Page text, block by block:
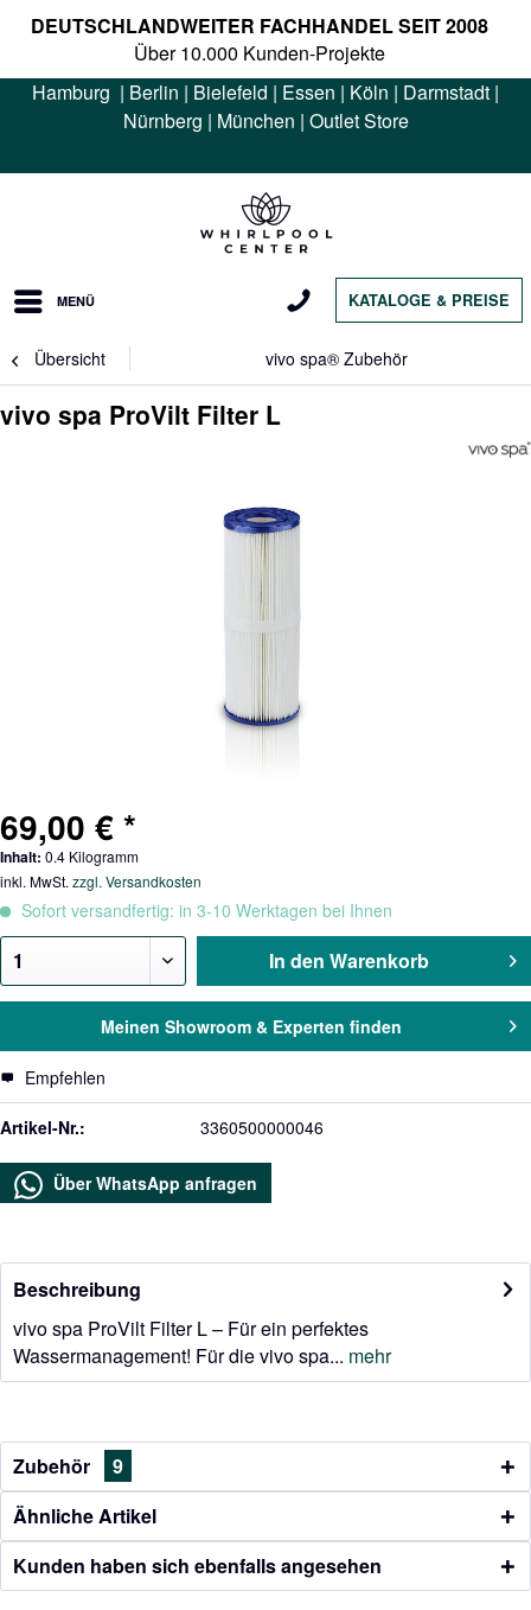
DEUTSCHLANDWEITER FACHHANDEL SEIT 2008
Über 10.000 Kunden-Projekte
Hamburg | Berlin | Bielefeld | Essen | Köln | Darmstadt |
Nürnberg | München | Outlet Store
MENÜ KATALOGE & PREISE
Übersicht vivo spa® Zubehör
vivo spa ProVilt Filter L
69,00 € *
Inhalt: 0.4 Kilogramm
inkl. MwSt. zzgl. Versandkosten
Sofort versandfertig: in 3-10 Werktagen bei Ihnen
In den Warenkorb
Meinen Showroom & Experten finden
Empfehlen
Artikel-Nr.: 3360500000046
Über WhatsApp anfragen
Beschreibung
vivo spa ProVilt Filter L – Für ein perfektes
Wassermanagement! Für die vivo spa... mehr
Zubehör
9
Ähnliche Artikel
Kunden haben sich ebenfalls angesehen